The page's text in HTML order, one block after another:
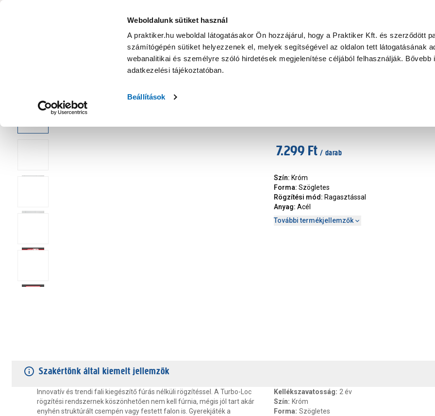
Weboldalunk sütiket használ
A praktiker.hu weboldal látogatásakor Ön hozzájárul, hogy a Praktiker Kft. és szerződött
számítógépén sütiket helyezzenek el, melyek segítségével az oldalon tett látogatásának
webanalitikai és személyre szóló hirdetések megjelenítése céljából felhasználják. Bővebb
adatkezelési tájékoztatóban.
Beállítások
KATEGÓRIÁK
Nyereményjáték Praktiker Professional Szakiajánló Ügyintézés és Információ
7.299 Ft / darab
Szín: Króm
Forma: Szögletes
Rögzítési mód : Ragasztással
Anyag: Acél
További termékjellemzők
Szakértőnk által kiemelt jellemzők
Innovatív és trendi fali kiegészítő fúrás nélküli rögzítéssel. A Turbo-Loc
rögzítési rendszernek köszönhetően nem kell fúrnia, mégis jól tart akár
enyhén struktúrált csempén vagy festett falon is. Gyerekjáték a
Kellékszavatosság: 2 év
Szín: Króm
Forma: Szögletes
Turbo-loc fali wc-papír tartó nemesacél - Falra szerelhető